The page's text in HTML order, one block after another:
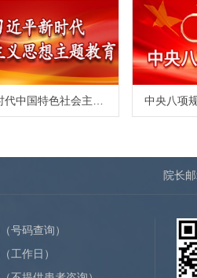
中央八项
院长
（号码查询）
（工作日）